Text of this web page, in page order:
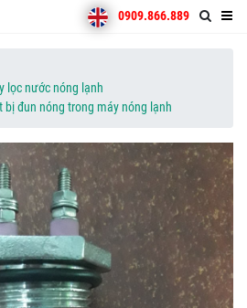
0909.866.889
lọc nước nóng lạnh
đun nóng trong máy nóng lạnh